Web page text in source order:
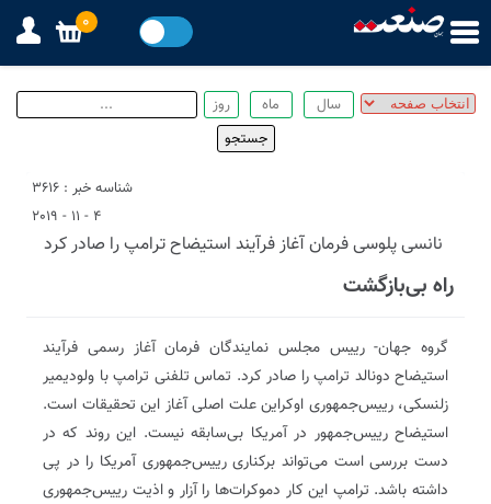
شناسه خبر : 3616
4 - 11 - 2019
نانسی پلوسی فرمان آغاز فرآیند استیضاح ترامپ را صادر کرد
راه بی‌بازگشت
گروه جهان- رییس مجلس نمایندگان فرمان آغاز رسمی فرآیند
استیضاح دونالد ترامپ را صادر کرد. تماس تلفنی ترامپ با ولودیمیر
زلنسکی، رییس‌جمهوری اوکراین علت اصلی آغاز این تحقیقات است.
استیضاح رییس‌جمهور در آمریکا بی‌سابقه نیست. این روند که در
دست بررسی است می‌تواند برکناری رییس‌جمهوری آمریکا را در پی
داشته باشد. ترامپ این کار دموکرات‌ها را آزار و اذیت رییس‌جمهوری
0